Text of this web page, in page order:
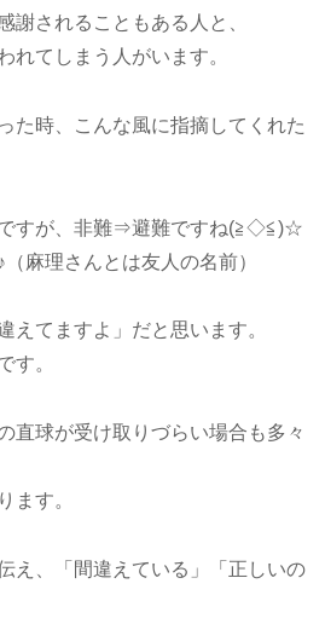
謝されることもある人と、
れてしまう人がいます。
た時、こんな風に指摘してくれた
すが、非難⇒避難ですね(≧◇≦)☆
麻理さんとは友人の名前）
えてますよ」だと思います。
す。
直球が受け取りづらい場合も多々
ます。
え、「間違えている」「正しいの